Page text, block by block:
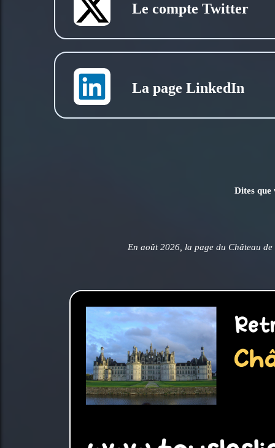
Le compte Twitter
La page LinkedIn
Dites que
En août 2026, la page du Château